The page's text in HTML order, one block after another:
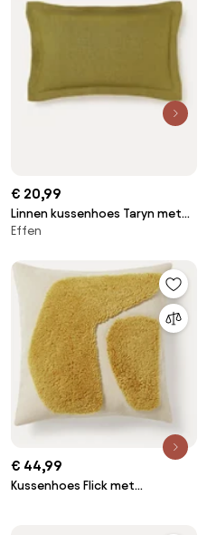
€ 20,99
Linnen kussenhoes Taryn met
bies
Effen
€ 44,99
Kussenhoes Flick met